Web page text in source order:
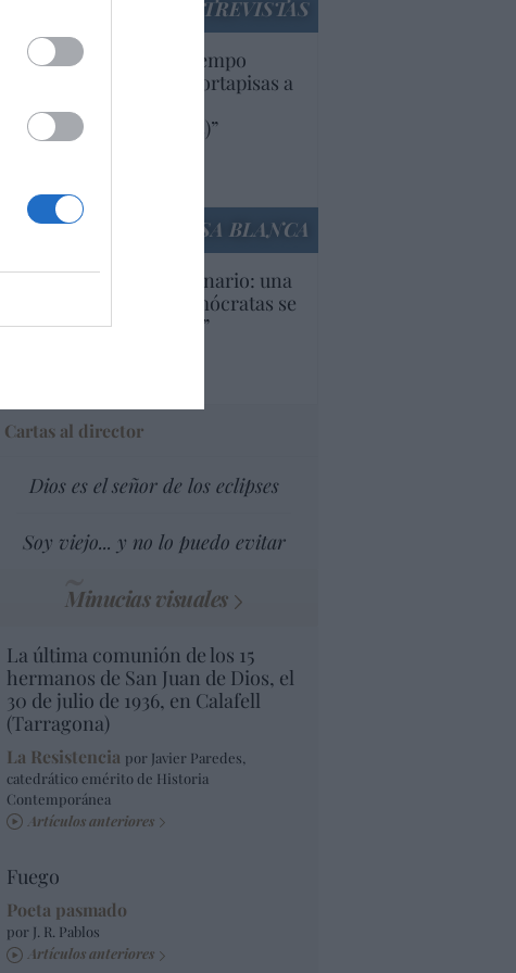
ENTREVISTAS
“Europa lleva mucho tiempo
poniendo aranceles y cortapisas a
productos y compañías
americanas (y europeas)”
LA CASA BLANCA
EEUU. Inquietante escenario: una
tercera parte de los demócratas se
define como “socialista”
Cartas al director
Dios es el señor de los eclipses
Soy viejo... y no lo puedo evitar
Minucias visuales
La última comunión de los 15
hermanos de San Juan de Dios, el
30 de julio de 1936, en Calafell
(Tarragona)
La Resistencia por Javier Paredes,
catedrático emérito de Historia
Contemporánea
Artículos anteriores
Fuego
Poeta pasmado
por J. R. Pablos
Artículos anteriores